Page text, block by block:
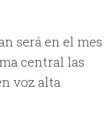
será en el mes
central las
voz alta